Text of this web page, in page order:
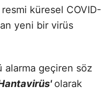
küresel COVID-
yeni bir virüs
alarma geçiren söz
olarak